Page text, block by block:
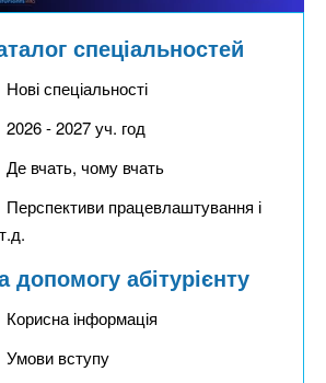
спеціальностей
Нові спеціальності
2026 - 2027 уч. год
Де вчать, чому вчать
Перспективи працевлаштування і
т.д.
допомогу абітурієнту
Корисна інформація
Умови вступу